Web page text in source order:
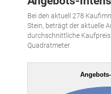
Bei den aktuell 278
Stein, beträgt der aktuelle
durchschnittliche Kaufpreis
Quadratmeter.